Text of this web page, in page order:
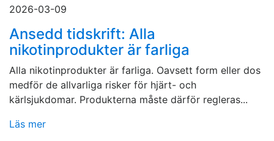
2026-03-09
Ansedd tidskrift: Alla
nikotinprodukter är farliga
Alla nikotinprodukter är farliga. Oavsett form eller dos
medför de allvarliga risker för hjärt- och
kärlsjukdomar. Produkterna måste därför regleras...
Läs mer